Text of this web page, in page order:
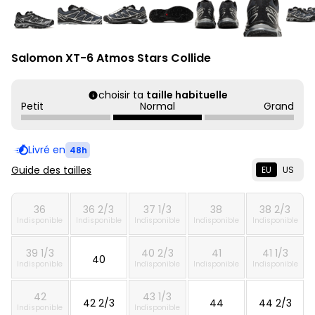
Salomon XT-6 Atmos Stars Collide
choisir ta taille habituelle
Petit
Normal Grand
Livré en 48h
Guide des tailles EU US
36
Indisponible
36 2/3
Indisponible
37 1/3
Indisponible
38
Indisponible
38 2/3
Indisponible
39 1/3
Indisponible 40 40 2/3
Indisponible
41
Indisponible
41 1/3
Indisponible
42
Indisponible 42 2/3 43 1/3
Indisponible 44 44 2/3